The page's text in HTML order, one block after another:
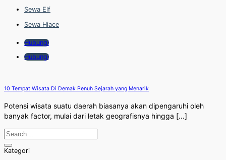
Sewa Elf
Sewa Hiace
Hubungi
Hubungi
10 Tempat Wisata Di Demak Penuh Sejarah yang Menarik
Potensi wisata suatu daerah biasanya akan dipengaruhi oleh
banyak factor, mulai dari letak geografisnya hingga [...]
Kategori